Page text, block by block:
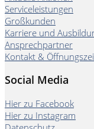
Serviceleistungen
Großkunden
Karriere und
Ansprechpartner
Kontakt &
Social Media
Hier zu Facebook
Hier zu Instagram